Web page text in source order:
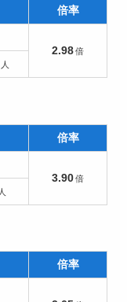
倍率
2.98
倍率
3.90
倍率